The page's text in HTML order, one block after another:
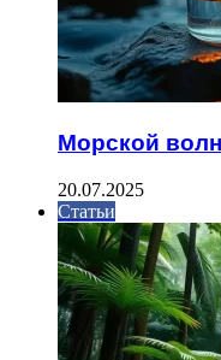
Морской
20.07.2025
Статьи